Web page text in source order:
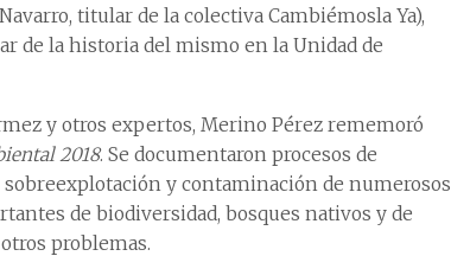
titular de la colectiva Cambiémosla Ya),
de la historia del mismo en la Unidad de
y otros expertos, Merino Pérez rememoró
2018. Se documentaron procesos de
y contaminación de numerosos
de biodiversidad, bosques nativos y de
problemas.